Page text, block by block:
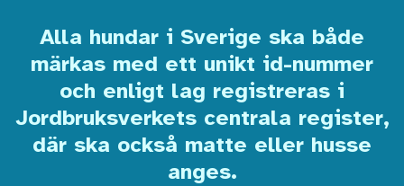
Alla hundar i Sverige ska både
märkas med ett unikt id-nummer
och enligt lag registreras i
Jordbruksverkets centrala register,
där ska också matte eller husse
anges.